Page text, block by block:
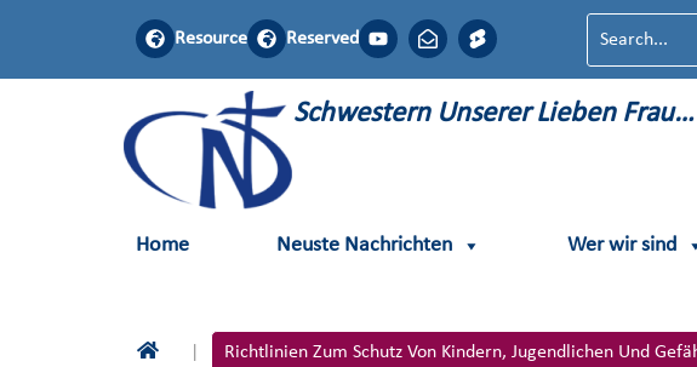
Resource Reserved
Schwestern UnsererLieben Frau…
Home Neuste Nachrichten Wer wir sind
Richtlinien Zum Schutz Von Kindern, Jugendlichen Und